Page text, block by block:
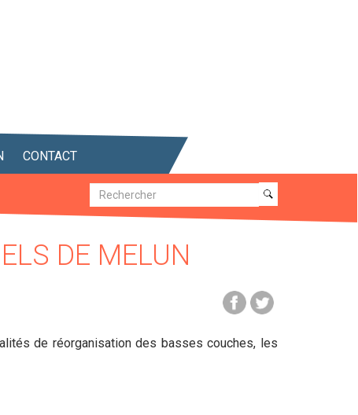
CONTACT
Recherche
Recherche
DE MELUN
de réorganisation des basses couches, les